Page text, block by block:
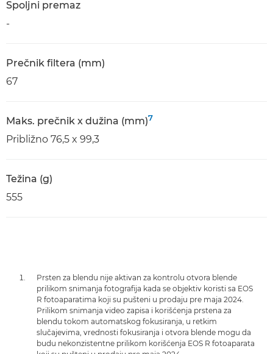
Spoljni premaz
-
Prečnik filtera (mm)
67
Maks. prečnik x dužina (mm)7
Približno 76,5 x 99,3
Težina (g)
555
Prsten za blendu nije aktivan za kontrolu otvora blende
prilikom snimanja fotografija kada se objektiv koristi sa EOS
R fotoaparatima koji su pušteni u prodaju pre maja 2024.
Prilikom snimanja video zapisa i korišćenja prstena za
blendu tokom automatskog fokusiranja, u retkim
slučajevima, vrednosti fokusiranja i otvora blende mogu da
budu nekonzistentne prilikom korišćenja EOS R fotoaparata